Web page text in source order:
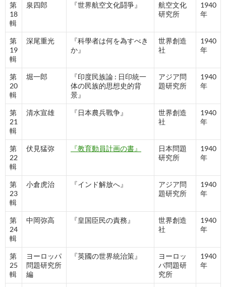
第
18
輯
泉四郎 『世界航空文化鬪爭』
航空文化
研究所
1940
年
第
19
輯
深尾重光
『科學者は何を為すべき
か』
世界創造
社
1940
年
第
20
輯
堀一郎
『印度民族論 : 日印統一
体の民族的思想史的背
景』
アジア問
題研究所
1940
年
第
21
輯
清水宣雄 『日本農兵戰争』
世界創造
社
1940
年
第
22
輯
伏見猛弥 『教育動員計画の書』
日本問題
研究所
1940
年
第
23
輯
小倉虎治 『インド解放へ』
アジア問
題研究所
1940
年
第
24
輯
中岡弥高 『皇国臣民の責務』
世界創造
社
1940
年
第
25
輯
ヨーロッパ
問題研究所
編
『英國の世界統治策』
ヨーロッ
パ問題研
究所
1940
年